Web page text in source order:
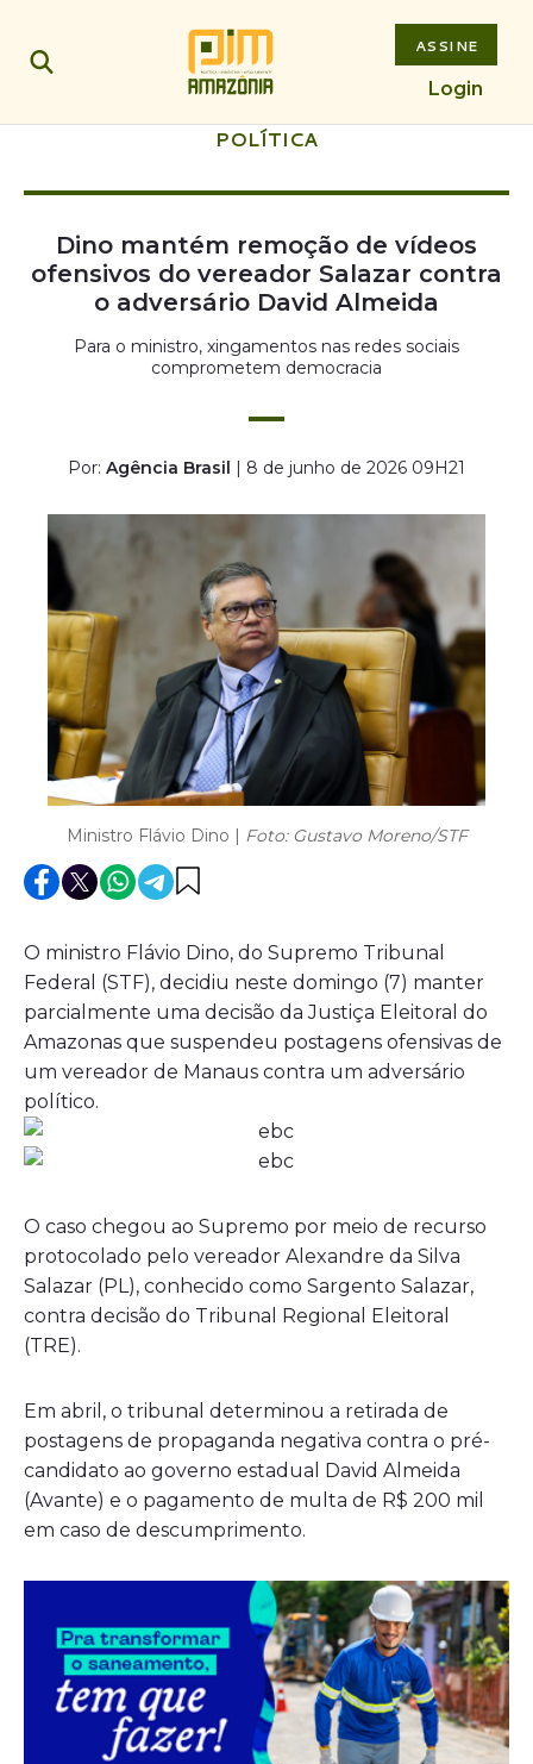
ASSINE
Login
POLÍTICA
Dino mantém remoção de vídeos
ofensivos do vereador Salazar contra
o adversário David Almeida
Para o ministro, xingamentos nas redes sociais
comprometem democracia
Por: Agência Brasil | 8 de junho de 2026 09H21
Ministro Flávio Dino | Foto: Gustavo Moreno/STF
O ministro Flávio Dino, do Supremo Tribunal
Federal (STF), decidiu neste domingo (7) manter
parcialmente uma decisão da Justiça Eleitoral do
Amazonas que suspendeu postagens ofensivas de
um vereador de Manaus contra um adversário
político.
O caso chegou ao Supremo por meio de recurso
protocolado pelo vereador Alexandre da Silva
Salazar (PL), conhecido como Sargento Salazar,
contra decisão do Tribunal Regional Eleitoral
(TRE).
Em abril, o tribunal determinou a retirada de
postagens de propaganda negativa contra o pré-
candidato ao governo estadual David Almeida
(Avante) e o pagamento de multa de R$ 200 mil
em caso de descumprimento.